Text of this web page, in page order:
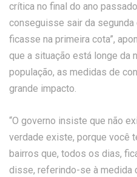
crítica no final do ano
conseguisse sair da
ficasse na primeira cota”,
que a situação está longe da
população, as medidas de
grande impacto.
“O governo insiste que não
verdade existe, porque você
bairros que, todos os dias,
disse, referindo-se à medida